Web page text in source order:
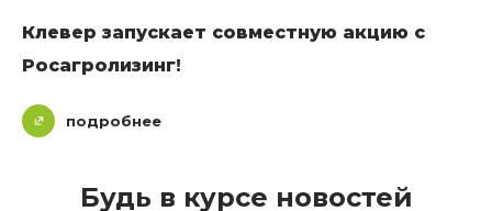
Клевер запускает совместную акцию с
Росагролизинг!
подробнее
Будь в курсе новостей